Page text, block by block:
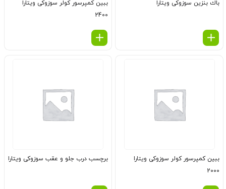
باك بنزین سوزوکی ویتارا
ببین كمپرسور كولر سوزوکی ویتارا
2400
ببین كمپرسور كولر سوزوکی ویتارا
2000
برچسب درب جلو و عقب سوزوکی ویتارا